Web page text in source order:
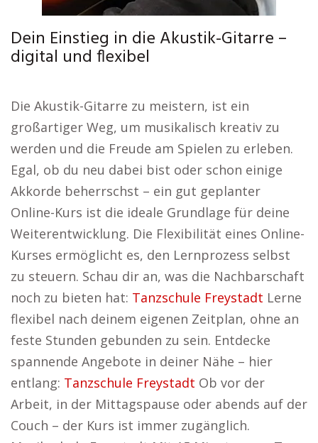
Dein Einstieg in die Akustik-Gitarre –
digital und flexibel
Die Akustik-Gitarre zu meistern, ist ein
großartiger Weg, um musikalisch kreativ zu
werden und die Freude am Spielen zu erleben.
Egal, ob du neu dabei bist oder schon einige
Akkorde beherrschst – ein gut geplanter
Online-Kurs ist die ideale Grundlage für deine
Weiterentwicklung. Die Flexibilität eines Online-
Kurses ermöglicht es, den Lernprozess selbst
zu steuern. Schau dir an, was die Nachbarschaft
noch zu bieten hat: Tanzschule Freystadt Lerne
flexibel nach deinem eigenen Zeitplan, ohne an
feste Stunden gebunden zu sein. Entdecke
spannende Angebote in deiner Nähe – hier
entlang: Tanzschule Freystadt Ob vor der
Arbeit, in der Mittagspause oder abends auf der
Couch – der Kurs ist immer zugänglich.